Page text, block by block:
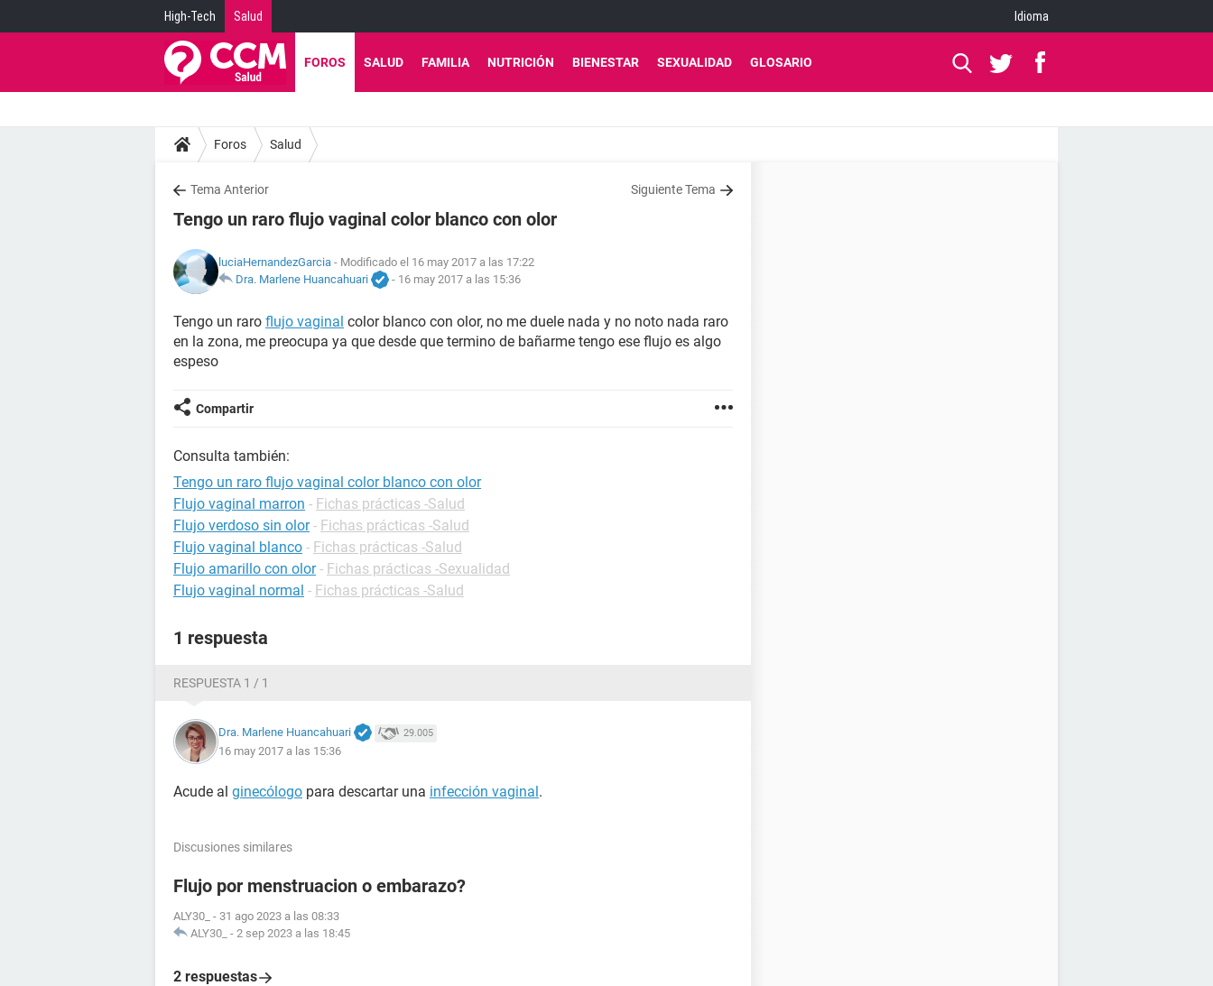
High-Tech Salud Idioma
FOROS SALUD FAMILIA NUTRICIÓN BIENESTAR SEXUALIDAD GLOSARIO
Foros Salud
Tema Anterior Siguiente Tema
Tengo un raro flujo vaginal color blanco con olor
luciaHernandezGarcia - Modificado el 16 may 2017 a las 17:22
Dra. Marlene Huancahuari
- 16 may 2017 a las 15:36
Tengo un raro flujo vaginal color blanco con olor, no me duele nada y no noto nada raro
en la zona, me preocupa ya que desde que termino de bañarme tengo ese flujo es algo
espeso
Compartir
Consulta también:
Tengo un raro flujo vaginal color blanco con olor
Flujo vaginal marron - Fichas prácticas -Salud
Flujo verdoso sin olor - Fichas prácticas -Salud
Flujo vaginal blanco - Fichas prácticas -Salud
Flujo amarillo con olor - Fichas prácticas -Sexualidad
Flujo vaginal normal - Fichas prácticas -Salud
1 respuesta
RESPUESTA 1 / 1
Dra. Marlene Huancahuari 29.005
16 may 2017 a las 15:36
Acude al ginecólogo para descartar una infección vaginal.
Discusiones similares
Flujo por menstruacion o embarazo?
ALY30_ - 31 ago 2023 a las 08:33
ALY30_ - 2 sep 2023 a las 18:45
2 respuestas